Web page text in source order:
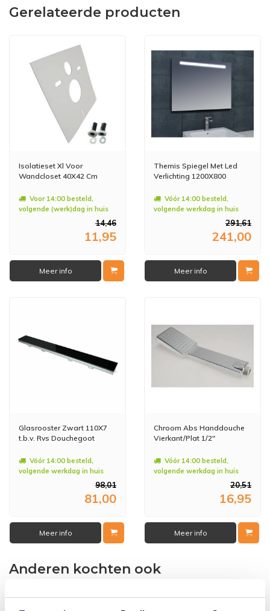
Gerelateerde producten
Isolatieset Xl Voor
Wandcloset 40X42 Cm
Voor 14:00 besteld,
volgende (werk)dag in huis
14,46
11,95
Meer info
Themis Spiegel Met Led
Verlichting 1200X800
Vóór 14:00 besteld,
volgende werkdag in huis
291,61
241,00
Meer info
Glasrooster Zwart 110X7
t.b.v. Rvs Douchegoot
Vóór 14:00 besteld,
volgende werkdag in huis
98,01
81,00
Meer info
Chroom Abs Handdouche
Vierkant/Plat 1/2"
Vóór 14:00 besteld,
volgende werkdag in huis
20,51
16,95
Meer info
Anderen kochten ook